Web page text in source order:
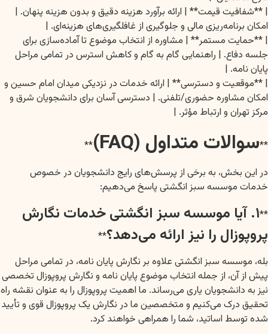
| **شفافیت قیمت** | ارائه برآورد هزینه دقیق و بدون هزینه پنهان. |
امکان برنامه‌ریزی مالی و جلوگیری از غافلگیری‌های هزینه‌ای. |
| **حمایت مستمر** | مشاوره از انتخاب موضوع تا آماده‌سازی برای
جلسه دفاع. | راهنمایی گام به گام و کاهش استرس در تمامی مراحل
پایان نامه. |
| **موقعیت و دسترسی** | ارائه خدمات در نزدیکی میدان امام حسین و
امکان مشاوره حضوری/تلفنی. | دسترسی آسان برای دانشجویان شرق و
مرکز تهران و ارتباط مؤثر. |
**سوالات متداول (FAQ)
**
در این بخش، به برخی از پرسش‌های رایج دانشجویان در خصوص
خدمات موسسه سبز انگشتی پاسخ می‌دهیم:
** ۱. آیا موسسه سبز انگشتی خدمات نگارش
پروپوزال را نیز ارائه می‌دهد؟**
بله، موسسه سبز انگشتی علاوه بر نگارش پایان نامه، در تمامی مراحل
پیش از آن، از جمله انتخاب موضوع پایان نامه و نگارش پروپوزال تخصصی
نیز به دانشجویان یاری می‌رساند. ما اهمیت پروپوزال را به عنوان نقشه راه
تحقیق درک می‌کنیم و متخصصین ما در نگارش یک پروپوزال قوی و تأیید
شده توسط اساتید، شما را همراهی خواهند کرد.